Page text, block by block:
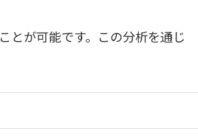
とが可能です。この分析を通じ